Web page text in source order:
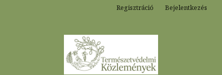
Regisztráció Bejelentkezés